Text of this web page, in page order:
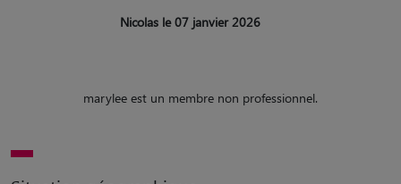
Nicolas le 07 janvier 2026
marylee est un membre non professionnel.